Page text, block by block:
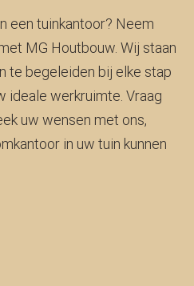
een tuinkantoor? Neem
MG Houtbouw. Wij staan
te begeleiden bij elke stap
ideale werkruimte. Vraag
uw wensen met ons,
in uw tuin kunnen